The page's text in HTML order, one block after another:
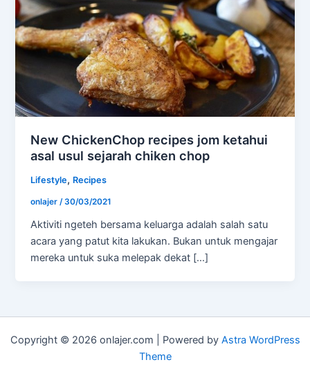
New ChickenChop recipes jom ketahui
asal usul sejarah chiken chop
Lifestyle, Recipes
onlajer /30/03/2021
Aktiviti ngeteh bersama keluarga adalah salah satu
acara yang patut kita lakukan. Bukan untuk mengajar
mereka untuk suka melepak dekat […]
Copyright © 2026 onlajer.com | Powered by Astra WordPress
Theme